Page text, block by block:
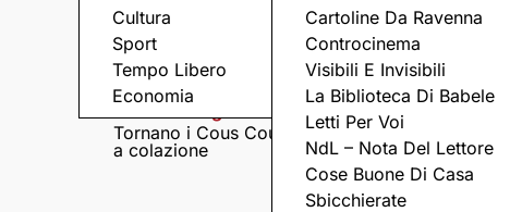
Cultura
Sport
Tempo Libero
Economia
Cartoline Da Ravenna
Controcinema
Visibili E Invisibili
La Biblioteca Di Babele
Letti Per Voi
NdL – Nota Del Lettore
Cose Buone Di Casa
Sbicchierate
Eventi a Ravenna e dintorni
Tornano i Cous Cous
a colazione
Giovedì 6 Agosto
Visita serale nella
Pieve romanica di
San Pietro in Sylvis